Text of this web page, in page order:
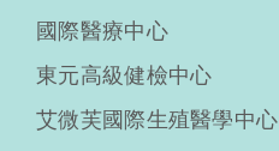
國際醫療中心
東元高級健檢中心
艾微芙國際生殖醫學中心